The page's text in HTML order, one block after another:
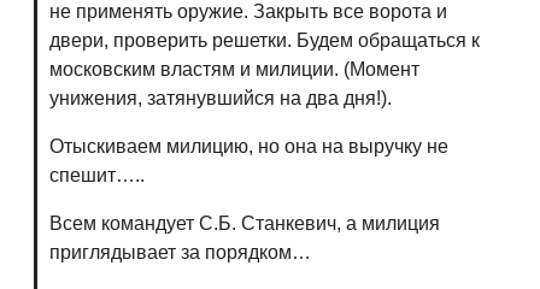
не применять оружие. Закрыть все ворота и
двери, проверить решетки. Будем обращаться к
московским властям и милиции. (Момент
унижения, затянувшийся на два дня!).
Отыскиваем милицию, но она на выручку не
спешит…..
Всем командует С.Б. Станкевич, а милиция
приглядывает за порядком…